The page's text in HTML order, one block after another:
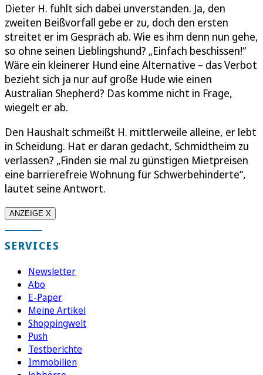
Dieter H. fühlt sich dabei unverstanden. Ja, den
zweiten Beißvorfall gebe er zu, doch den ersten
streitet er im Gespräch ab. Wie es ihm denn nun gehe,
so ohne seinen Lieblingshund? „Einfach beschissen!“
Wäre ein kleinerer Hund eine Alternative – das Verbot
bezieht sich ja nur auf große Hude wie einen
Australian Shepherd? Das komme nicht in Frage,
wiegelt er ab.
Den Haushalt schmeißt H. mittlerweile alleine, er lebt
in Scheidung. Hat er daran gedacht, Schmidtheim zu
verlassen? „Finden sie mal zu günstigen Mietpreisen
eine barrierefreie Wohnung für Schwerbehinderte“,
lautet seine Antwort.
ANZEIGE X
SERVICES
Newsletter
Abo
E-Paper
Meine Artikel
Shoppingwelt
Push
Testberichte
Immobilien